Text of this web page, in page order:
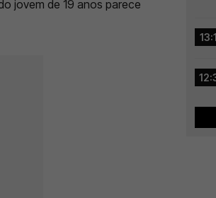
jovem de 19 anos parece